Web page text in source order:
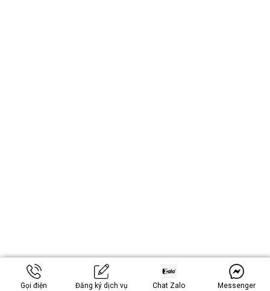
Gọi điện Đăng ký dịch vụ Chat Zalo Messenger